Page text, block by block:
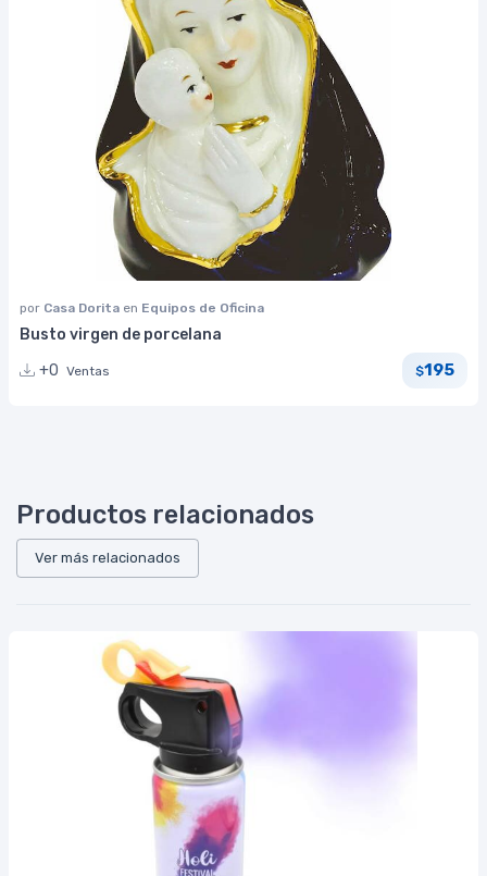
por Casa Dorita en Equipos de Oficina
Busto virgen de porcelana
+0 Ventas $195
Productos relacionados
Ver más relacionados